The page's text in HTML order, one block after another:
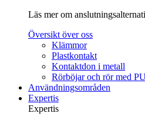
Läs mer om
Översikt över oss
Klämmor
Plastkontakt
Kontaktdon i metall
Rörböjar och rör med
Användningsområden
Expertis
Expertis